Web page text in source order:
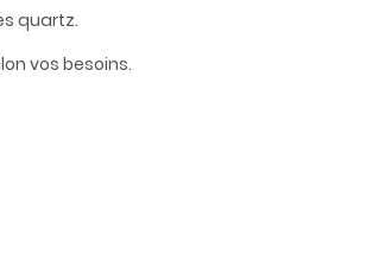
quartz.
vos besoins.